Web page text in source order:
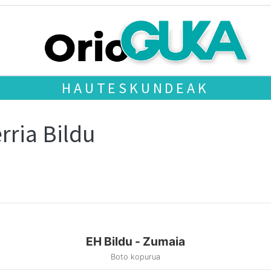
HAUTESKUNDEAK
Bildu
EH Bildu - Zumaia
Boto kopurua